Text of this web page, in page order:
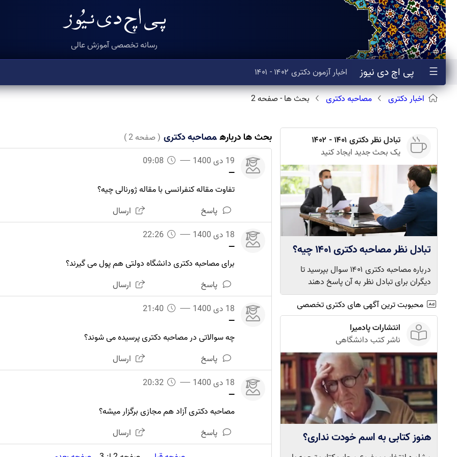
☰ پی اچ دی نیوز اخبارآزموندکتری
رسانه تخصصی آموزش عالی
اخبار دکتری مصاحبه دکتری بحث ها - صفحه 2
بحث ها درباره مصاحبه دکتری ( صفحه2
)
19 دی 1400
09:08
—
تفاوت مقاله کنفرانسی با مقاله ژورنالی چیه؟
پاسخ
ارسال
18 دی 1400
22:26
—
برای مصاحبه دکتری دانشگاه دولتی هم پول می گیرند؟
پاسخ
ارسال
18 دی 1400
21:40
—
چه سوالاتی در مصاحبه دکتری پرسیده می شوند؟
پاسخ
ارسال
18 دی 1400
20:32
—
مصاحبه دکتری آزاد هم مجازی برگزار میشه؟
پاسخ
ارسال
تبادل نظر دکتری ۱۴۰۱ - ۱۴۰۲
یک بحث جدید ایجاد کنید
تبادل نظر مصاحبه دکتری ۱۴۰۱ چیه؟
درباره مصاحبه دکتری ۱۴۰۱ سوال بپرسید تا
دیگران برای تبادل نظر به آن پاسخ دهند
محبوبت ترین آگهی های دکتری تخصصی
انتشارات پادمیرا
ناشر کتب دانشگاهی
هنوز کتابی به اسم خودت نداری؟